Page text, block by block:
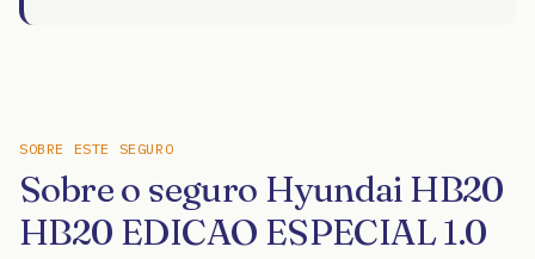
SOBRE ESTE SEGURO
Sobre o seguro Hyundai HB20
HB20 EDICAO ESPECIAL 1.0